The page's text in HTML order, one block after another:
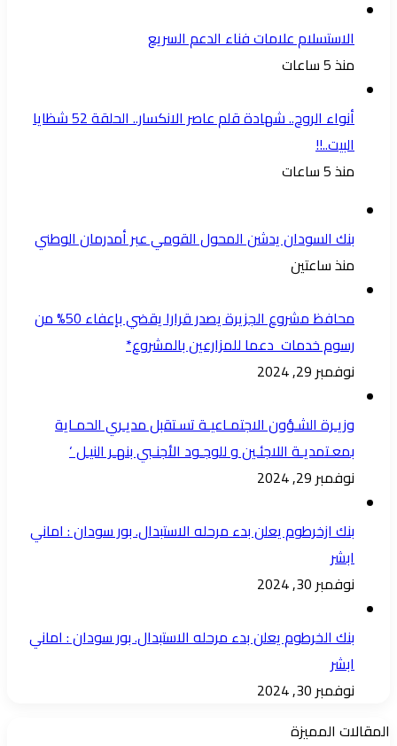
الاستسلام علامات فناء الدعم السريع
منذ 5 ساعات
أنواء الروح.. شهادة قلم عاصر الانكسار.. الحلقة 52 شظايا
البيت..!!
منذ 5 ساعات
بنك السودان يدشن المحول القومي عبر أمدرمان الوطني
منذ ساعتين
محافظ مشروع الجزيرة يصدر قرارا يقضي بإعفاء 50% من
رسوم خدمات دعما للمزارعين بالمشروع*
نوفمبر 29, 2024
وزيـرة الشـؤون الاجتمـاعيـة تسـتقبل مديـري الحمـاية
بمعـتمديـة اللاجئـين و للوجـود الأجنـبي بنهـر النيـل ‘
نوفمبر 29, 2024
بنك ازخرطوم يعلن بدء مرحله الاستبدال. بور سودان : اماني
ابشر
نوفمبر 30, 2024
بنك الخرطوم يعلن بدء مرحله الاستبدال. بور سودان : اماني
ابشر
نوفمبر 30, 2024
المقالات المميزة